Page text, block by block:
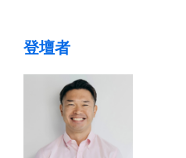
登壇者